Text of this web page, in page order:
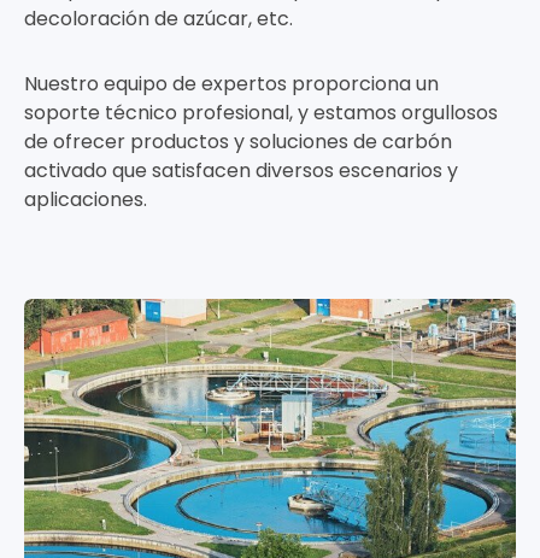
decoloración de azúcar, etc.
Nuestro equipo de expertos proporciona un
soporte técnico profesional, y estamos orgullosos
de ofrecer productos y soluciones de carbón
activado que satisfacen diversos escenarios y
aplicaciones.